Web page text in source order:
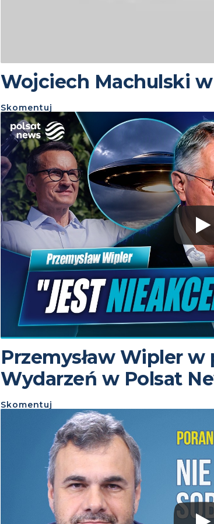
Wojciech Machulski
Skomentuj
Przemysław Wipler w
Wydarzeń w Polsat
Skomentuj